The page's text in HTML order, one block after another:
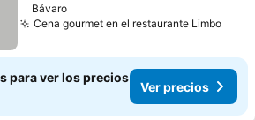
Bávaro
Cena gourmet en el restaurante Limbo
para ver los precios
Ver precios